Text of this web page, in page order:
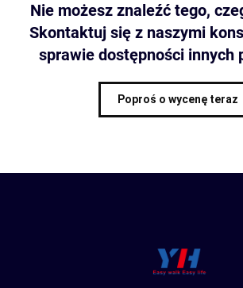
Nie możesz znaleźć tego,
Skontaktuj się z naszymi
sprawie dostępności innych
Poproś o wycenę teraz